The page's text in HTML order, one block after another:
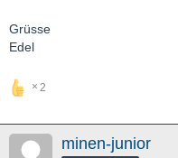
Grüsse
Edel
2
minen-junior